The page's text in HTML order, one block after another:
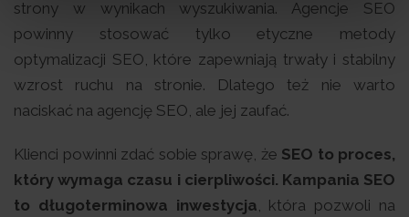
strony w wynikach wyszukiwania. Agencje SEO
powinny stosować tylko etyczne metody
optymalizacji SEO, które zapewniają trwały i stabilny
wzrost ruchu na stronie. Dlatego też nie warto
naciskać na agencję SEO, ale jej zaufać.
Klienci powinni zdać sobie sprawę, że SEO to proces,
który wymaga czasu i cierpliwości. Kampania SEO
to długoterminowa inwestycja , która pozwoli na